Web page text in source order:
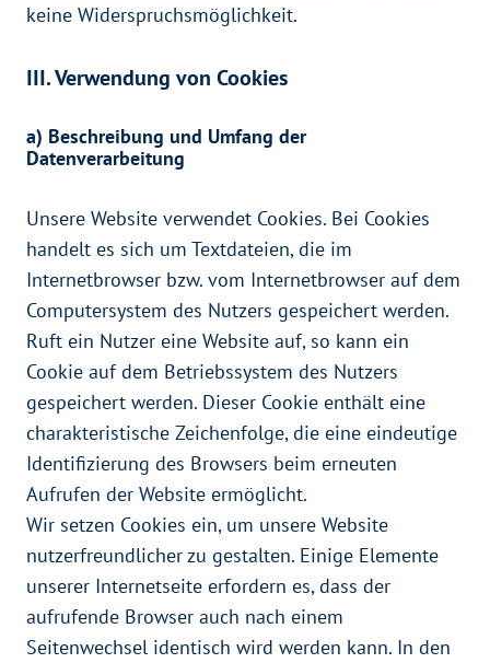
keine Widerspruchsmöglichkeit.
III. Verwendung von Cookies
a) Beschreibung und Umfang der
Datenverarbeitung
Unsere Website verwendet Cookies. Bei Cookies
handelt es sich um Textdateien, die im
Internetbrowser bzw. vom Internetbrowser auf dem
Computersystem des Nutzers gespeichert werden.
Ruft ein Nutzer eine Website auf, so kann ein
Cookie auf dem Betriebssystem des Nutzers
gespeichert werden. Dieser Cookie enthält eine
charakteristische Zeichenfolge, die eine eindeutige
Identifizierung des Browsers beim erneuten
Aufrufen der Website ermöglicht.
Wir setzen Cookies ein, um unsere Website
nutzerfreundlicher zu gestalten. Einige Elemente
unserer Internetseite erfordern es, dass der
aufrufende Browser auch nach einem
Seitenwechsel identisch wird werden kann. In den